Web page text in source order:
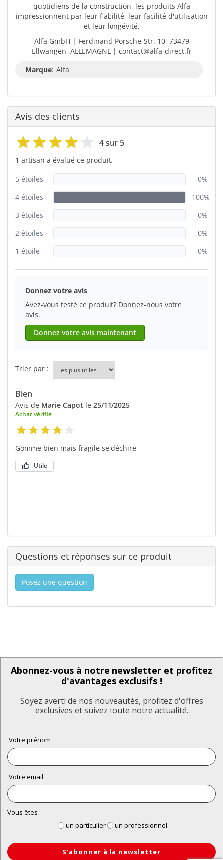
quotidiens de la construction, les produits Alfa
impressionnent par leur fiabilité, leur facilité d'utilisation
et leur longévité.
Alfa GmbH | Ferdinand-Porsche-Str. 10, 73479
Ellwangen, ALLEMAGNE | contact@alfa-direct.fr
Marque: Alfa
Avis des clients
4 sur 5
1 artisan a évalué ce produit.
5 étoiles
0%
4 étoiles
100%
3 étoiles
0%
2 étoiles
0%
1 étoile
0%
Donnez votre avis
Avez-vous testé ce produit? Donnez-nous votre
avis.
Donnez votre avis maintenant
Trier par :
Bien
Avis de Marie Capot le 25/11/2025
Achat vérifié
Gomme bien mais fragile se déchire
Utile
Questions et réponses sur ce produit
Posez une question